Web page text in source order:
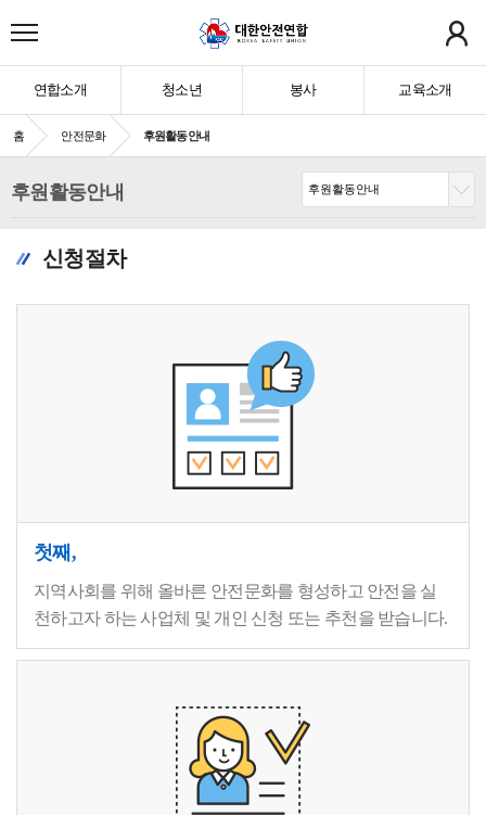
연합소개 청소년 봉사 교육소개
홈 안전문화 후원활동안내
후원활동안내
신청절차
첫째,
지역사회를 위해 올바른 안전문화를 형성하고 안전을 실
천하고자 하는 사업체 및 개인 신청 또는 추천을 받습니다.